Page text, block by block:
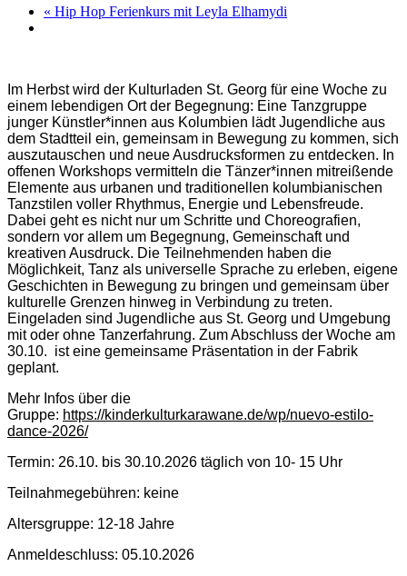
« Hip Hop Ferienkurs mit Leyla Elhamydi
Im Herbst wird der Kulturladen St. Georg für eine Woche zu
einem lebendigen Ort der Begegnung: Eine Tanzgruppe
junger Künstler*innen aus Kolumbien lädt Jugendliche aus
dem Stadtteil ein, gemeinsam in Bewegung zu kommen, sich
auszutauschen und neue Ausdrucksformen zu entdecken. In
offenen Workshops vermitteln die Tänzer*innen mitreißende
Elemente aus urbanen und traditionellen kolumbianischen
Tanzstilen voller Rhythmus, Energie und Lebensfreude.
Dabei geht es nicht nur um Schritte und Choreografien,
sondern vor allem um Begegnung, Gemeinschaft und
kreativen Ausdruck. Die Teilnehmenden haben die
Möglichkeit, Tanz als universelle Sprache zu erleben, eigene
Geschichten in Bewegung zu bringen und gemeinsam über
kulturelle Grenzen hinweg in Verbindung zu treten.
Eingeladen sind Jugendliche aus St. Georg und Umgebung
mit oder ohne Tanzerfahrung. Zum Abschluss der Woche am
30.10. ist eine gemeinsame Präsentation in der Fabrik
geplant.
Mehr Infos über die
Gruppe: https://kinderkulturkarawane.de/wp/nuevo-estilo-
dance-2026/
Termin: 26.10. bis 30.10.2026 täglich von 10- 15 Uhr
Teilnahmegebühren: keine
Altersgruppe: 12-18 Jahre
Anmeldeschluss: 05.10.2026